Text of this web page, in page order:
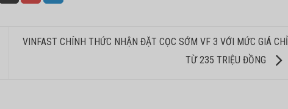
VINFAST CHÍNH THỨC NHẬN ĐẶT CỌC SỚM VF 3 VỚI MỨC GIÁ CHỈ
TỪ 235 TRIỆU ĐỒNG